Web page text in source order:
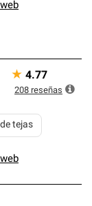
tejas
★ 4.77
208 reseñas